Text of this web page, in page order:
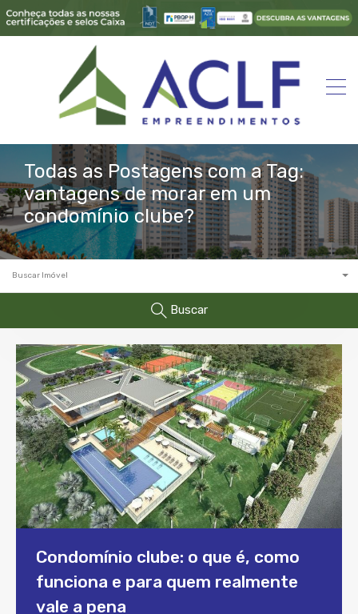
Todas as Postagens com a Tag:
vantagens de morar em um
condomínio clube?
Buscar Imóvel
Buscar
Condomínio clube: o que é, como
funciona e para quem realmente
vale a pena